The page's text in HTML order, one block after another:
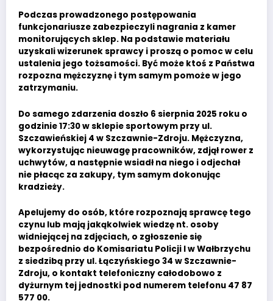
Podczas prowadzonego postępowania
funkcjonariusze zabezpieczyli nagrania z kamer
monitorujących sklep. Na podstawie materiału
uzyskali wizerunek sprawcy i proszą o pomoc w celu
ustalenia jego tożsamości. Być może ktoś z Państwa
rozpozna mężczyznę i tym samym pomoże w jego
zatrzymaniu.
Do samego zdarzenia doszło 6 sierpnia 2025 roku o
godzinie 17:30 w sklepie sportowym przy ul.
Szczawieńskiej 4 w Szczawnie-Zdroju. Mężczyzna,
wykorzystując nieuwagę pracowników, zdjął rower z
uchwytów, a następnie wsiadł na niego i odjechał
nie płacąc za zakupy, tym samym dokonując
kradzieży.
Apelujemy do osób, które rozpoznają sprawcę tego
czynu lub mają jakąkolwiek wiedzę nt. osoby
widniejącej na zdjęciach, o zgłoszenie się
bezpośrednio do Komisariatu Policji I w Wałbrzychu
z siedzibą przy ul. Łączyńskiego 34 w Szczawnie-
Zdroju, o kontakt telefoniczny całodobowo z
dyżurnym tej jednostki pod numerem telefonu 47 87
577 00.